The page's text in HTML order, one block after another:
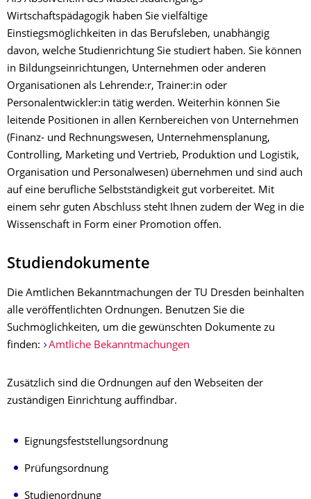
Wirtschaftspädagogik haben Sie vielfältige
Einstiegsmöglichkeiten in das Berufsleben, unabhängig
davon, welche Studienrichtung Sie studiert haben. Sie können
in Bildungseinrichtungen, Unternehmen oder anderen
Organisationen als Lehrende:r, Trainer:in oder
Personalentwickler:in tätig werden. Weiterhin können Sie
leitende Positionen in allen Kernbereichen von Unternehmen
(Finanz- und Rechnungswesen, Unternehmensplanung,
Controlling, Marketing und Vertrieb, Produktion und Logistik,
Organisation und Personalwesen) übernehmen und sind auch
auf eine berufliche Selbstständigkeit gut vorbereitet. Mit
einem sehr guten Abschluss steht Ihnen zudem der Weg in die
Wissenschaft in Form einer Promotion offen.
Studiendokumente
Die Amtlichen Bekanntmachungen der TU Dresden beinhalten
alle veröffentlichten Ordnungen. Benutzen Sie die
Suchmöglichkeiten, um die gewünschten Dokumente zu
finden:
Amtliche Bekanntmachungen
Zusätzlich sind die Ordnungen auf den Webseiten der
zuständigen Einrichtung auffindbar.
Eignungsfeststellungsordnung
Prüfungsordnung
Studienordnung